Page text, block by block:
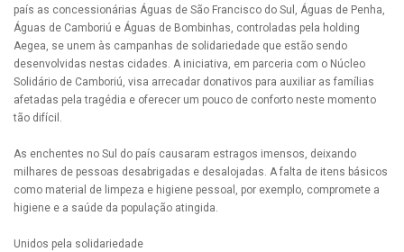
país as concessionárias Águas de São Francisco do Sul, Águas de Penha,
Águas de Camboriú e Águas de Bombinhas, controladas pela holding
Aegea, se unem às campanhas de solidariedade que estão sendo
desenvolvidas nestas cidades. A iniciativa, em parceria com o Núcleo
Solidário de Camboriú, visa arrecadar donativos para auxiliar as famílias
afetadas pela tragédia e oferecer um pouco de conforto neste momento
tão difícil.
As enchentes no Sul do país causaram estragos imensos, deixando
milhares de pessoas desabrigadas e desalojadas. A falta de itens básicos
como material de limpeza e higiene pessoal, por exemplo, compromete a
higiene e a saúde da população atingida.
Unidos pela solidariedade